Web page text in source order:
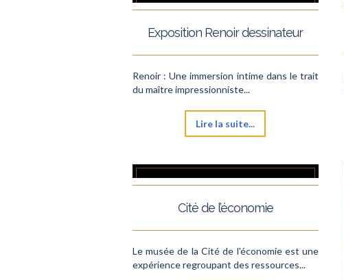
Exposition Renoir dessinateur
Renoir : Une immersion intime dans le trait
du maître impressionniste...
Lire la suite...
Cité de l’économie
Le musée de la Cité de l'économie est une
expérience regroupant des ressources...